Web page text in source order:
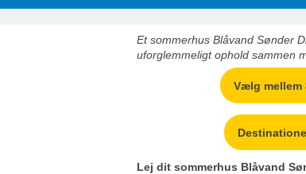
Et sommerhus Blåvand Sønder
uforglemmeligt ophold sammen
Vælg mellem
Lej dit sommerhus Blåvand